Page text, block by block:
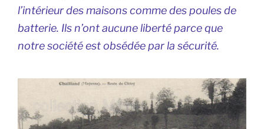
l’intérieur des maisons comme des poules de
batterie. Ils n’ont aucune liberté parce que
notre société est obsédée par la sécurité.